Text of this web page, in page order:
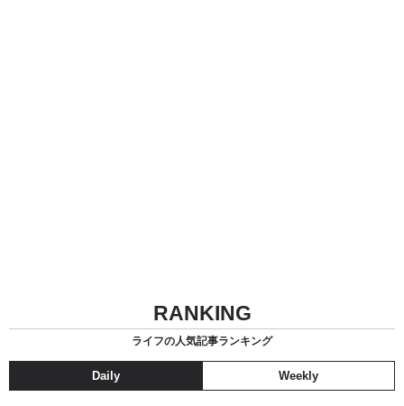
RANKING
ライフの人気記事ランキング
Daily Weekly